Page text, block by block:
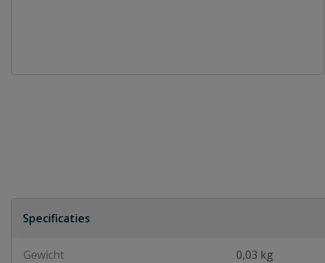
Specificaties
Gewicht 0,03 kg